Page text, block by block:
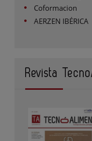
Coformacion
AERZEN IBÉRICA
Revista